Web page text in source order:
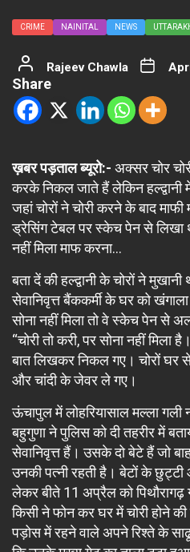
CRIME NAINITAL NEWS
Rajeev Chawla
Share
ख़बर पड़ताल ब्यूरो:- अक्सर चोर
करके निकल जाते हैं लेकिन हल्द्वानी
जहां चोरों ने चोरी करने के बाद
ड्रेसिंग टेबल पर स्केच पेन से लिखा
नहीं मिला माफ करना…
बता दें की हल्द्वानी के चोरों ने
सेवानिवृत्त बैंककर्मी के घर को
सोना नहीं मिला तो वे स्केच पेन से
“चोरी तो करी, पर सोना नहीं मिला
बात लिखकर निकल गए। चोरों घर
और चांदी के जेवर ले गए।
ऊंचापुल में लोहरियासाल मल्ला गली
बहुगुणा ने पुलिस को दी तहरीर में
सेवानिवृत्त हैं। उसके दो बेटे हैं जो
उनकी पत्नी रहती है। बेटों के छुट्टी
लेकर बीते 11 अप्रैल को
किसी ने फोन कर घर में चोरी होने
पड़ोस में रहने वाले अपने रिश्ते के